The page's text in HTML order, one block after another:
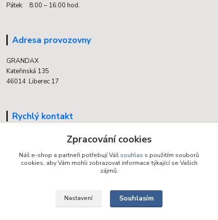
Pátek: 8:00 – 16:00 hod.
Adresa provozovny
GRANDAX
Kateřinská 135
46014 Liberec 17
Rychlý kontakt
info@grandax.cz
Zpracování cookies
Náš e-shop a partneři potřebují Váš souhlas s použitím souborů
cookies, aby Vám mohli zobrazovat informace týkající se Vašich
zájmů.
Nastavení Souhlasím